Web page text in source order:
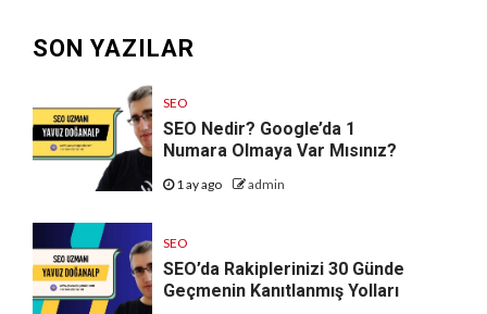
SON YAZILAR
SEO
SEO Nedir? Google’da 1
Numara Olmaya Var Mısınız?
1 ay ago admin
SEO
SEO’da Rakiplerinizi 30 Günde
Geçmenin Kanıtlanmış Yolları